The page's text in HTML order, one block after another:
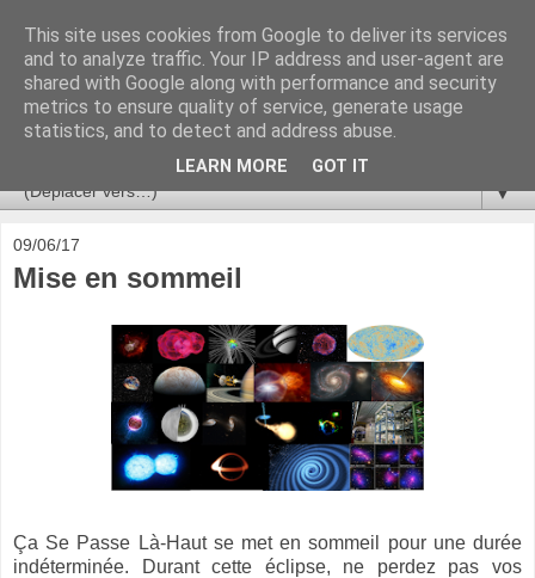
Ça se passe là haut
Astronomie, Astrophysique, Astroparticules, Cosmologie.
L'infini se contemple, indéfiniment. ISSN 2272-5768
▼
09/06/17
Mise en sommeil
Ça Se Passe Là-Haut se met en sommeil pour une durée
indéterminée. Durant cette éclipse, ne perdez pas vos
This site uses cookies from Google to deliver its services
and to analyze traffic. Your IP address and user-agent are
shared with Google along with performance and security
metrics to ensure quality of service, generate usage
statistics, and to detect and address abuse.
LEARN MORE GOT IT